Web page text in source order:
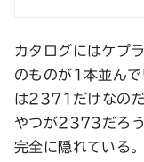
カタログにはケプ
のものが1本並ん
は2371だけなのだ
やつが2373だろう
完全に隠れている